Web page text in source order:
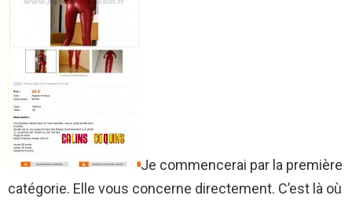
Je commencerai par la première
catégorie. Elle vous concerne directement. C’est là où